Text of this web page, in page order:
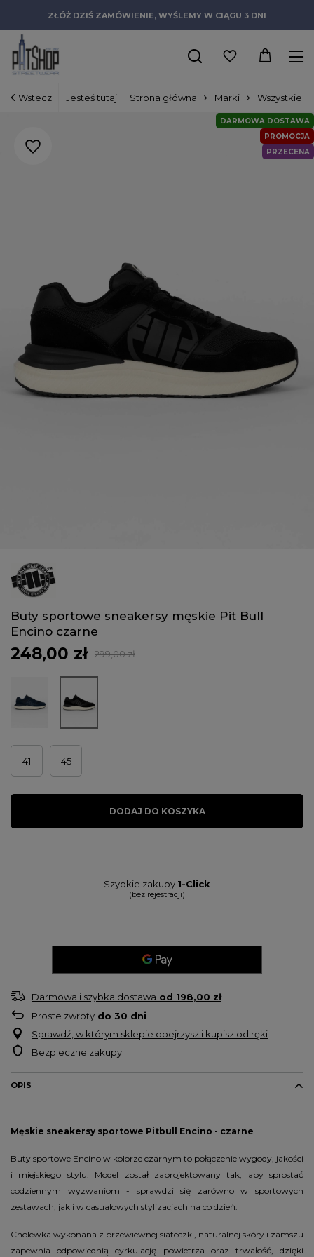
ZŁÓŻ DZIŚ ZAMÓWIENIE, WYŚLEMY W CIĄGU 3 DNI
Wstecz Jesteś tutaj: Strona główna Marki Wszystkie
PROMOCJA
PRZECENA
DARMOWA DOSTAWA
Buty sportowe sneakersy męskie Pit Bull
Encino czarne
248,00 zł 299,00 zł
41 45
DODAJ DO KOSZYKA
Szybkie zakupy 1-Click
(bez rejestracji)
Darmowa i szybka dostawa od 198,00 zł
Proste zwroty do 30 dni
Sprawdź, w którym sklepie obejrzysz i kupisz od ręki
Bezpieczne zakupy
OPIS
Męskie sneakersy sportowe Pitbull Encino - czarne
Buty sportowe Encino w kolorze czarnym to połączenie wygody, jakości
i miejskiego stylu. Model został zaprojektowany tak, aby sprostać
codziennym wyzwaniom - sprawdzi się zarówno w sportowych
zestawach, jak i w casualowych stylizacjach na co dzień.
Cholewka wykonana z przewiewnej siateczki, naturalnej skóry i zamszu
zapewnia odpowiednią cyrkulację powietrza oraz trwałość, dzięki